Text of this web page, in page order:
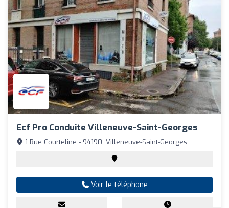
Ecf Pro Conduite Villeneuve-Saint-Georges
1 Rue Courteline - 94190, Villeneuve-Saint-Georges
Voir le téléphone